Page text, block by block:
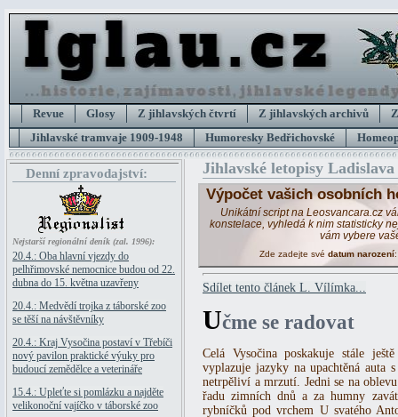
Revue Glosy Z jihlavských čtvrtí Z jihlavských archivů
Jihlavské tramvaje 1909-1948
Humoresky Bedřichovské
Denní zpravodajství:
Nejstarší regionální deník (zal. 1996):
20.4.: Oba hlavní vjezdy do
pelhřimovské nemocnice budou od 22.
dubna do 15. května uzavřeny
20.4.: Medvědí trojka z táborské zoo
se těší na návštěvníky
20.4.: Kraj Vysočina postaví v Třebíči
nový pavilon praktické výuky pro
budoucí zemědělce a veterináře
15.4.: Upleťte si pomlázku a najděte
velikonoční vajíčko v táborské zoo
Jihlavské letopisy
Výpočet vašich osobních
Unikátní script na Leosvancara.cz
konstelace, vyhledá k nim statisticky
vám vybere
Zde zadejte své datum narození
Sdílet tento článek L. Vílímka...
Učme se radovat
Celá Vysočina poskakuje stále
vyplazuje jazyky na upachtěná
netrpěliví a mrzutí. Jedni se na
řadu zimních dnů a za humny
rybníčků pod vrchem U svatého